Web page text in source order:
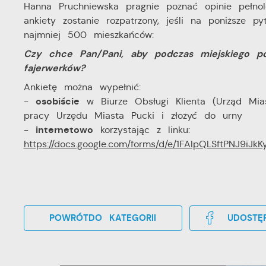
Hanna Pruchniewska pragnie poznać opinie
ankiety zostanie rozpatrzony, jeśli na
najmniej 500 mieszkańców:
Czy chce Pan/Pani, aby podczas miejskiego
fajerwerków?
Ankietę można wypełnić:
- osobiście w Biurze Obsługi Klienta (Urząd
pracy Urzędu Miasta Pucki i złożyć do urny
- internetowo korzystając z linku:
https://docs.google.com/forms/d/e/
POWRÓTDO KATEGORII